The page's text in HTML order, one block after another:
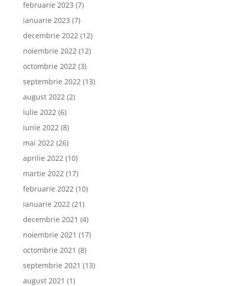
februarie 2023 (7)
ianuarie 2023 (7)
decembrie 2022(12)
noiembrie 2022(12)
octombrie 2022(3)
septembrie 2022(13)
august 2022(2)
iulie 2022(6)
iunie 2022(8)
mai 2022(26)
aprilie 2022(10)
martie 2022(17)
februarie 2022(10)
ianuarie 2022(21)
decembrie 2021 (4)
noiembrie 2021 (17)
octombrie 2021 (8)
septembrie 2021 (13)
august 2021 (1)